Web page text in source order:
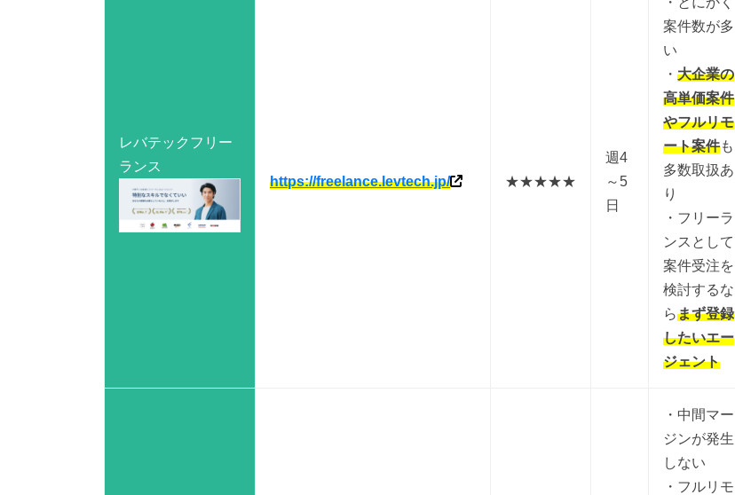
レバテックフリー
ランス
https://freelance.levtech.jp/
★★★★★
週4
～5
日
案件数が多
い
・ 大企業の
高単価案件
やフルリモ
ート案件も
多数取扱あ
り
・フリーラ
ンスとして
案件受注を
検討するな
らまず登録
したいエー
ジェント
・中間マー
ジンが発生
しない
・フルリモ